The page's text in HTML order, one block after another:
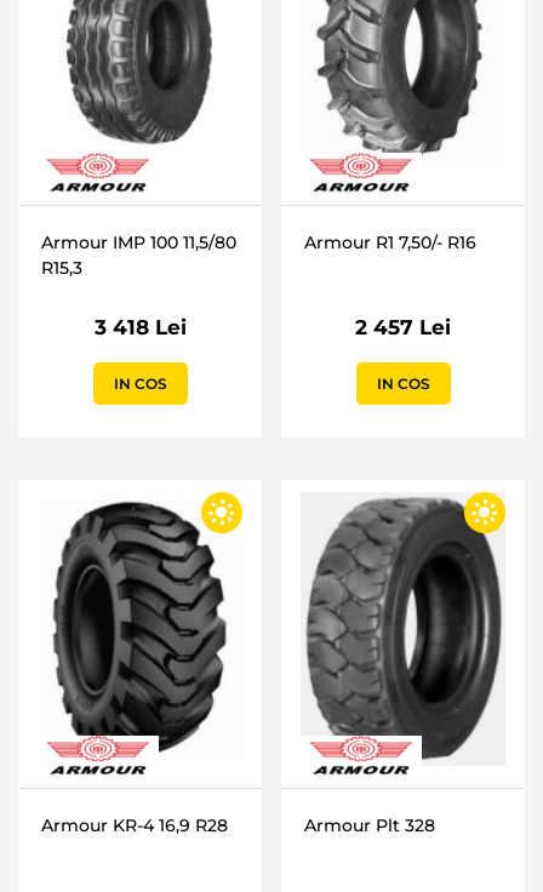
Armour IMP 100 11,5/80
R15,3
3 418 Lei
IN COS
Armour R1 7,50/- R16
2 457 Lei
IN COS
Armour KR-4 16,9 R28 Armour Plt 328